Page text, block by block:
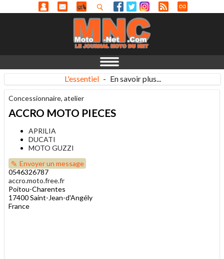
L'essentiel - En savoir plus...
Concessionnaire, atelier
ACCRO MOTO PIECES
APRILIA
DUCATI
MOTO GUZZI
Envoyer un message
0546326787
accro.moto.free.fr
Poitou-Charentes
17400 Saint-Jean-d'Angély
France